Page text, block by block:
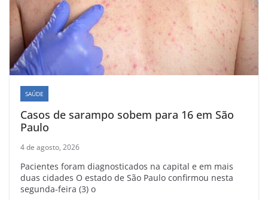
SAÚDE
Casos de sarampo sobem para 16 em São
Paulo
4 de agosto, 2026
Pacientes foram diagnosticados na capital e em mais
duas cidades O estado de São Paulo confirmou nesta
segunda-feira (3) o